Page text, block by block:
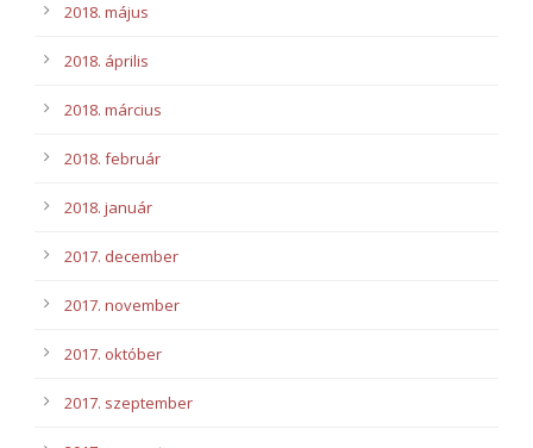
2018. május
2018. április
2018. március
2018. február
2018. január
2017. december
2017. november
2017. október
2017. szeptember